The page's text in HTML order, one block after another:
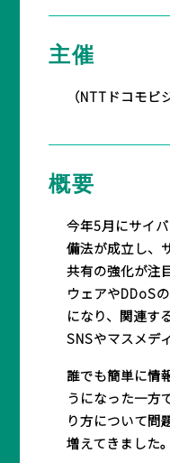
主催
（NTTドコモビ
概要
今年5月にサイ
備法が成立し、
共有の強化が注
ウェアやDDoS
になり、関連す
SNSやマスメデ
誰でも簡単に情
うになった一方
り方について問
増えてきました。